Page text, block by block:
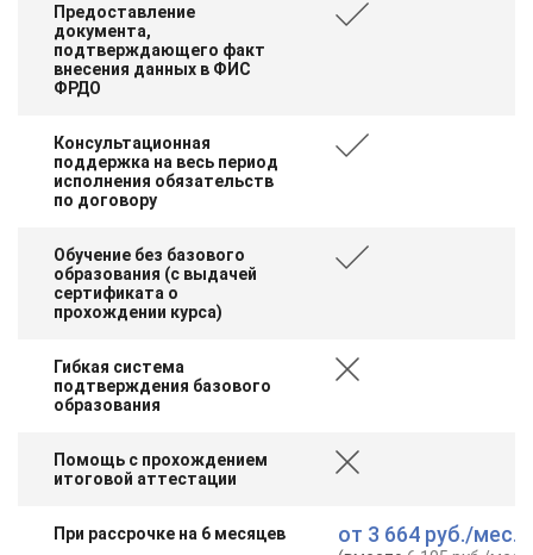
Предоставление
документа,
подтверждающего факт
внесения данных в ФИС
ФРДО
Консультационная
поддержка на весь период
исполнения обязательств
по договору
Обучение без базового
образования (с выдачей
сертификата о
прохождении курса)
Гибкая система
подтверждения базового
образования
Помощь с прохождением
итоговой аттестации
При рассрочке на 6 месяцев от 3 664 руб./мес.